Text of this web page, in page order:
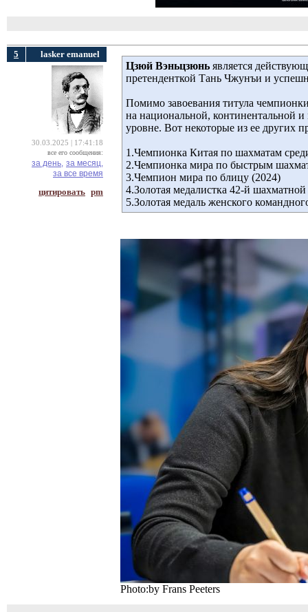
5 lasker emanuel
30.03.2025 | 17:41:18
все его сообщения:
за день, за месяц,
за все время
цитировать pm
Цзюй Вэньцзюнь является
претенденткой Тань Чжунъи и
Помимо завоевания титула
на национальной, континентальной
уровне. Вот некоторые из ее других
1.Чемпионка Китая по шахматам
2.Чемпионка мира по быстрым
3.Чемпион мира по блицу (2024)
4.Золотая медалистка 42-й
5.Золотая медаль женского
Photo:by Frans Peeters